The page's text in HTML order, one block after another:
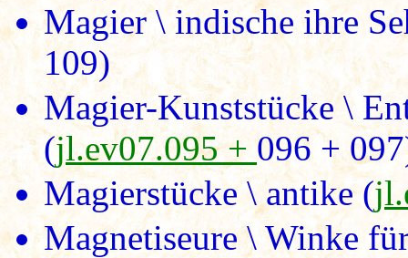
Magier \ indische ihre
109)
Magier-Kunststücke \
(jl.ev07.095 +096 +
Magierstücke \ antike (
Magnetiseure \ Winke